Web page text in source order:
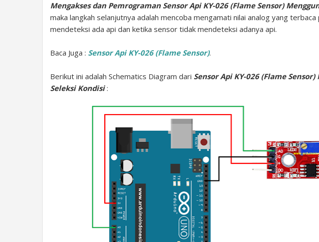
Mengakses dan Pemrograman Sensor Api KY-026 (Flame Sensor)
maka langkah selanjutnya adalah mencoba mengamati nilai analog yang
mendeteksi ada api dan ketika sensor tidak mendeteksi adanya api.
Baca Juga : Sensor Api KY-026 (Flame Sensor).
Berikut ini adalah Schematics Diagram dari Sensor Api KY-026 (Flame
Seleksi Kondisi: